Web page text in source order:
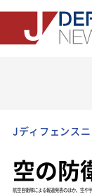
Jディフェンス
空の防
航空自衛隊による報道発表のほか、空や